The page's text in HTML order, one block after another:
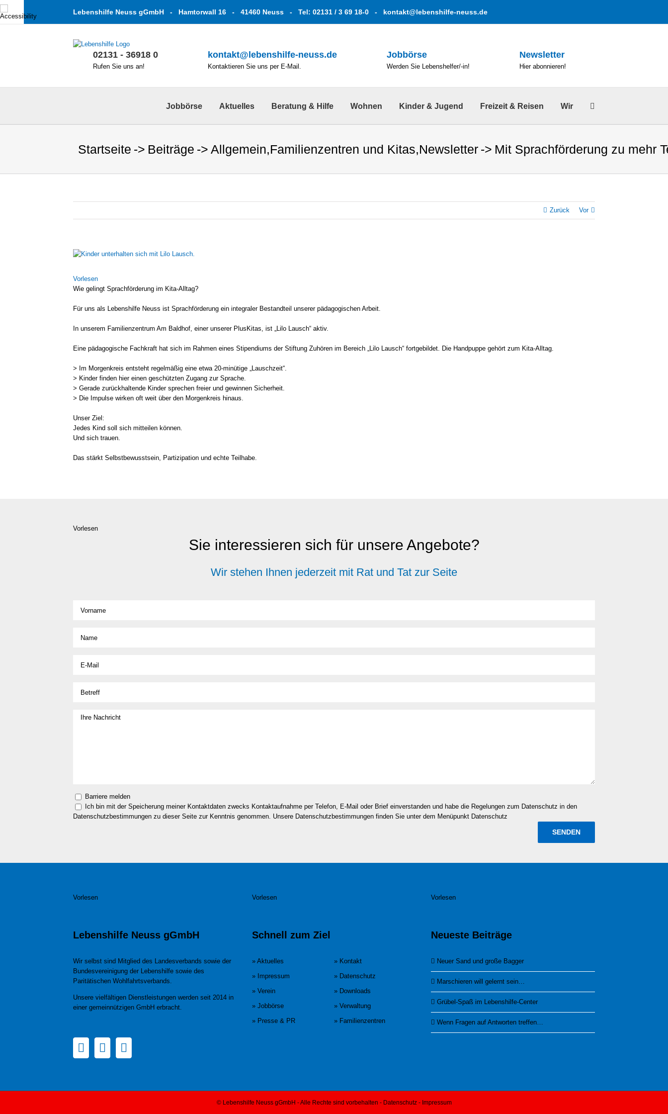
Zum
Inhalt
springen
Lebenshilfe Neuss gGmbH - Hamtorwall 16 - 41460 Neuss - Tel: 02131 / 3 69 18-0 - kontakt@lebenshilfe-neuss.de
02131 - 36918 0
Rufen Sie uns an!
kontakt@lebenshilfe-neuss.de
Kontaktieren Sie uns per E-Mail.
Jobbörse
Werden Sie Lebenshelfer/-in!
Newsletter
Hier abonnieren!
Jobbörse Aktuelles Beratung & Hilfe Wohnen Kinder & Jugend Freizeit & Reisen Wir
Startseite Beiträge Allgemein,Familienzentren und Kitas,Newsletter Mit Sprachförderung zu mehr
Zurück Vor
Zeige
Vor­le­sen
Wie gelingt Sprach­för­de­rung im Kita-Alltag?
Für uns als Lebens­hil­fe Neuss ist Sprach­för­de­rung ein inte­gra­ler Bestand­teil unse­rer päd­ago­gi­schen Arbeit.
In unse­rem Fami­li­en­zen­trum Am Bald­hof, einer unse­rer Plus­Ki­tas, ist „Lilo Lausch“ aktiv.
Eine päd­ago­gi­sche Fach­kraft hat sich im Rah­men eines Sti­pen­di­ums der Stif­tung Zuhö­ren im Bereich „Lilo Lausch“ fort­ge­bil­det. Die Hand­pup­pe gehört zum Kita-Alltag.
> Im Mor­gen­kreis ent­steht regel­mä­ßig eine etwa 20-minütige „Lausch­zeit“.
> Kin­der fin­den hier einen geschütz­ten Zugang zur Spra­che.
> Gera­de zurück­hal­ten­de Kin­der spre­chen frei­er und gewin­nen Sicher­heit.
> Die Impul­se wir­ken oft weit über den Mor­gen­kreis hin­aus.
Unser Ziel:
Jedes Kind soll sich mit­tei­len kön­nen.
Und sich trau­en.
Das stärkt Selbst­be­wusst­sein, Par­ti­zi­pa­ti­on und ech­te Teil­ha­be.
Vorlesen
Sie interessieren sich für unsere Angebote?
Wir stehen Ihnen jederzeit mit Rat und Tat zur Seite
Barriere melden
Ich bin mit der Speicherung meiner Kontaktdaten zwecks Kontaktaufnahme per Telefon, E-Mail oder Brief einverstanden und habe die Regelungen zum Datenschutz in den
Datenschutzbestimmungen zu dieser Seite zur Kenntnis genommen. Unsere Datenschutzbestimmungen finden Sie unter dem Menüpunkt Datenschutz
Vorlesen
Lebenshilfe Neuss gGmbH
Wir selbst sind Mitglied des Landesverbands sowie der
Bundesvereinigung der Lebenshilfe sowie des
Paritätischen Wohlfahrtsverbands.
Unsere vielfältigen Dienstleistungen werden seit 2014 in
einer gemeinnützigen GmbH erbracht.
Vorlesen
Schnell zum Ziel
» Aktuelles
» Kontakt
» Impressum
» Datenschutz
» Verein
» Downloads
» Jobbörse
» Verwaltung
» Presse & PR
» Familienzentren
Vorlesen
Neueste Beiträge
Neuer Sand und große Bagger
Marschieren will gelernt sein…
Grübel-Spaß im Lebenshilfe-Center
Wenn Fragen auf Antworten treffen…
© Lebenshilfe Neuss gGmbH - Alle Rechte sind vorbehalten - Datenschutz- Impressum